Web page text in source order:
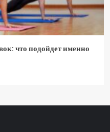
что подойдет именно